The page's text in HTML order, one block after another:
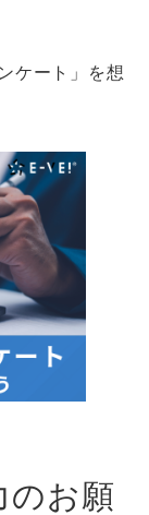
ケート」を想
のお願